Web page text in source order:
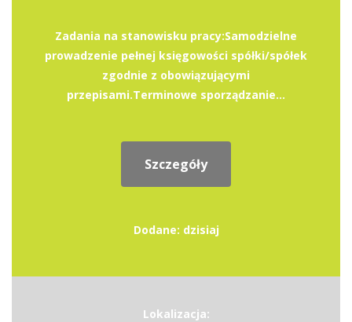
Zadania na stanowisku pracy:Samodzielne
prowadzenie pełnej księgowości spółki/spółek
zgodnie z obowiązującymi
przepisami.Terminowe sporządzanie...
Szczegóły
Dodane: dzisiaj
Lokalizacja: